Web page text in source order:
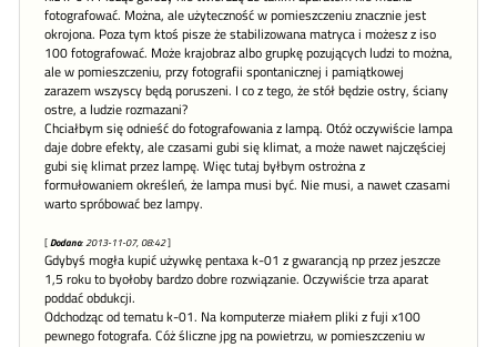
fotografować. Można, ale użyteczność w pomieszczeniu znacznie jest
okrojona. Poza tym ktoś pisze że stabilizowana matryca i możesz z iso
100 fotografować. Może krajobraz albo grupkę pozujących ludzi to można,
ale w pomieszczeniu, przy fotografii spontanicznej i pamiątkowej
zarazem wszyscy będą poruszeni. I co z tego, że stół będzie ostry, ściany
ostre, a ludzie rozmazani?
Chciałbym się odnieść do fotografowania z lampą. Otóż oczywiście lampa
daje dobre efekty, ale czasami gubi się klimat, a może nawet najczęściej
gubi się klimat przez lampę. Więc tutaj byłbym ostrożna z
formułowaniem określeń, że lampa musi być. Nie musi, a nawet czasami
warto spróbować bez lampy.
[Dodano: 2013-11-07, 08:42]
Gdybyś mogła kupić używkę pentaxa k-01 z gwarancją np przez jeszcze
1,5 roku to byołoby bardzo dobre rozwiązanie. Oczywiście trza aparat
poddać obdukcji.
Odchodząc od tematu k-01. Na komputerze miałem pliki z fuji x100
pewnego fotografa. Cóż śliczne jpg na powietrzu, w pomieszczeniu w